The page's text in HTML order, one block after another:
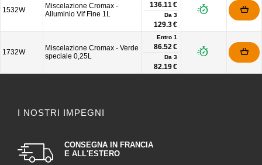
1532W
Miscelazione Cromax -
Alluminio Vif Fine 1L
136.11 €
Da 3
129.3 €
1732W
Miscelazione Cromax - Verde
speciale 0,25L
Entro 1
86.52 €
Da 3
82.19 €
I NOSTRI IMPEGNI
CONSEGNA IN FRANCIA
E ALL'ESTERO